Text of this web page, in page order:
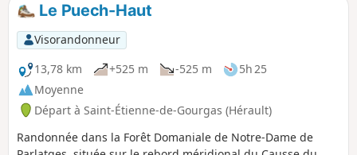
Le Puech-Haut
Visorandonneur
13,78 km
+525 m -525 m
5h 25
Moyenne
Départ à Saint-Étienne-de-Gourgas (Hérault)
Randonnée dans la Forêt Domaniale de Notre-Dame de